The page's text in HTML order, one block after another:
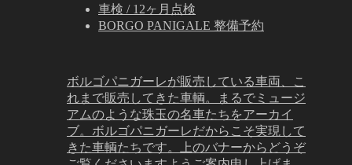
車検 / 12ヶ月点検
BORGO PANIGALE 整備予約
ボルゴパニガーレが販売している車両、こ
れまで販売してきた車輌。まるでミュージ
アムのような珠玉の名車たちをアーカイ
ブ。ボルゴパニガーレだからこそ実現して
きた車輌たちです。上のバナーからどうぞ